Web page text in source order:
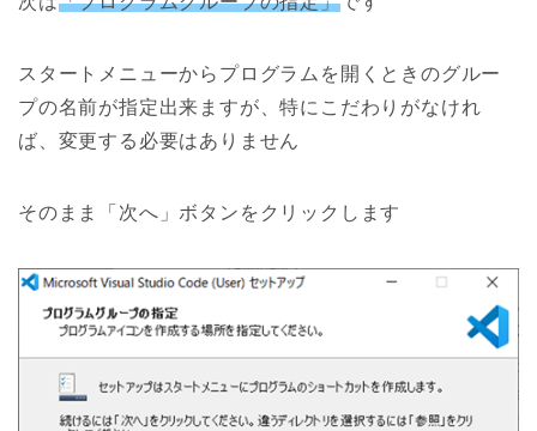
スタートメニューからプログラムを開くときのグルー
プの名前が指定出来ますが、特にこだわりがなけれ
ば、変更する必要はありません
そのまま「次へ」ボタンをクリックします